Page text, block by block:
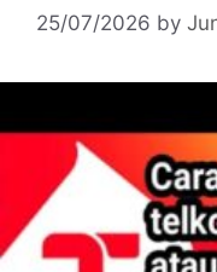
25/07/2026 by